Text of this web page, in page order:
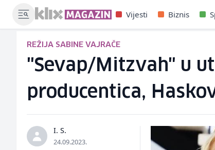
Vijesti Biznis
REŽIJA SABINE VAJRAČE
"Sevap/Mitzvah" u
producentica,
I. S.
24.09.2023.